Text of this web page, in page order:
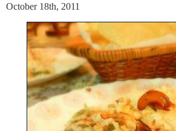
October 18th, 2011